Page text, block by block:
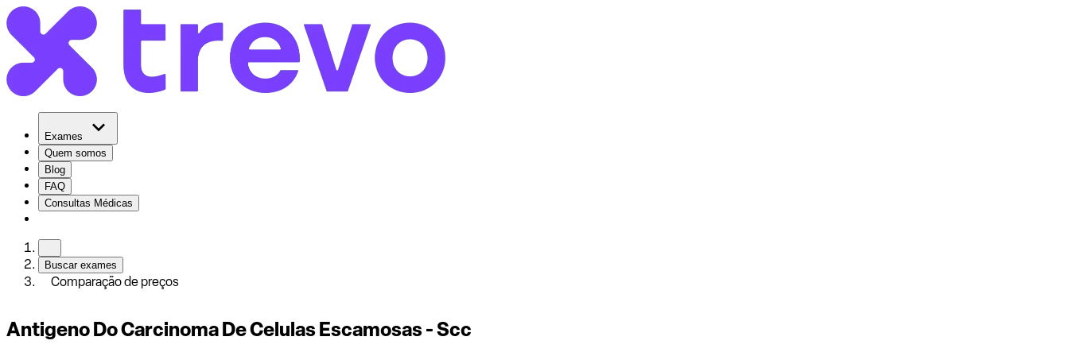
Exames
Quem somos
Blog
FAQ
Consultas Médicas
Buscar exames
Comparação de preços
Antigeno Do Carcinoma De Celulas Escamosas - Scc